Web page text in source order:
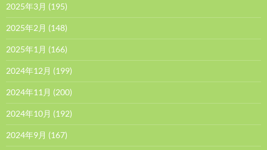
2025年3月 (195)
2025年2月 (148)
2025年1月 (166)
2024年12月 (199)
2024年11月 (200)
2024年10月 (192)
2024年9月 (167)